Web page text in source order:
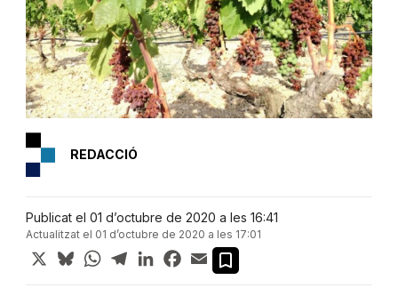
REDACCIÓ
Publicat el 01 d’octubre de 2020 a les 16:41
Actualitzat el 01 d’octubre de 2020 a les 17:01
X BlueskyWhatsApp
TelegramLinkedInFacebook
Email